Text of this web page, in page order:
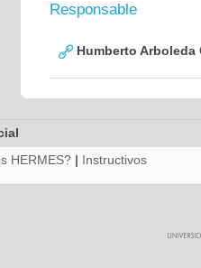
Responsable
Humberto Arboleda
HERMES? | Instructivos